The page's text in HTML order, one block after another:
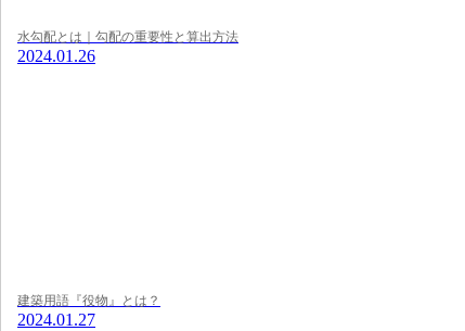
水勾配とは｜勾配の重要性と算出方法
2024.01.26
建築用語『役物』とは？
2024.01.27